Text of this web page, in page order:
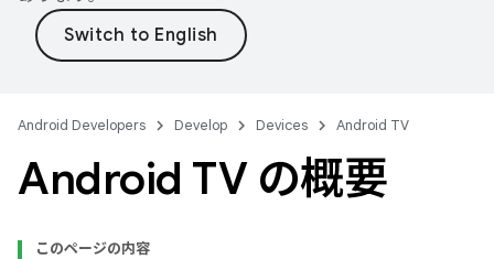
Android Developers Develop Devices Android TV
Android TV の概要
このページの内容